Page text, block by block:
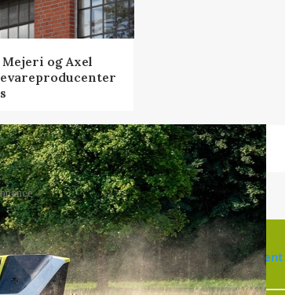
og Axel
Opret agent